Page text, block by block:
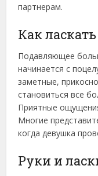
партнерам.
Как
Подавляющее
начинается с
заметные,
становиться все
Приятные
Многие
когда девушка
Руки и